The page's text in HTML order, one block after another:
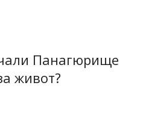
Панагюрище
живот?